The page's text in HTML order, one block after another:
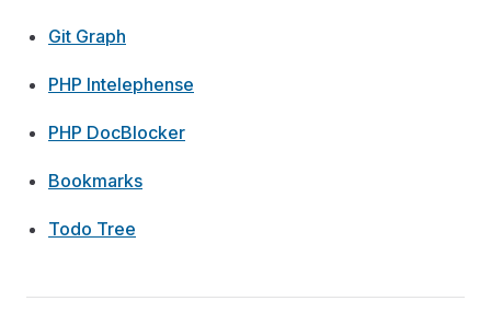
Git Graph
PHP Intelephense
PHP DocBlocker
Bookmarks
Todo Tree